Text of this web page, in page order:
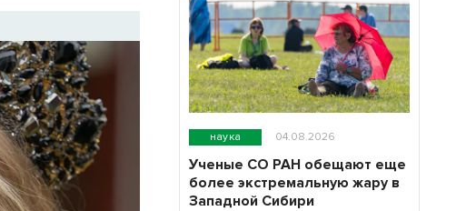
наука 04.08.2026
Ученые СО РАН обещают еще
более экстремальную жару в
Западной Сибири